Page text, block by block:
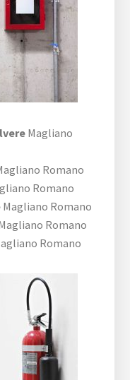
Magliano
Romano
Romano
Magliano Romano
Romano
Romano